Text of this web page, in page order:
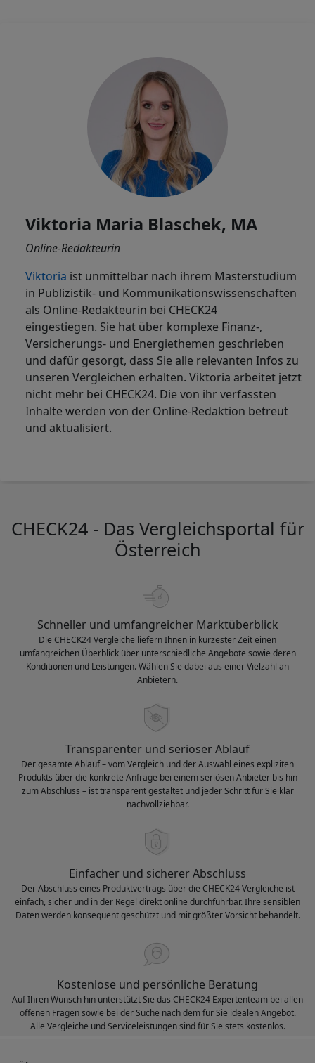
Viktoria Maria Blaschek, MA
Online-Redakteurin
Viktoria ist unmittelbar nach ihrem Masterstudium
in Publizistik- und Kommunikationswissenschaften
als Online-Redakteurin bei CHECK24
eingestiegen. Sie hat über komplexe Finanz-,
Versicherungs- und Energiethemen geschrieben
und dafür gesorgt, dass Sie alle relevanten Infos zu
unseren Vergleichen erhalten. Viktoria arbeitet jetzt
nicht mehr bei CHECK24. Die von ihr verfassten
Inhalte werden von der Online-Redaktion betreut
und aktualisiert.
CHECK24 - Das Vergleichsportal für
Österreich
Schneller und umfangreicher Marktüberblick
Die CHECK24 Vergleiche liefern Ihnen in kürzester Zeit einen
umfangreichen Überblick über unterschiedliche Angebote sowie deren
Konditionen und Leistungen. Wählen Sie dabei aus einer Vielzahl an
Anbietern.
Transparenter und seriöser Ablauf
Der gesamte Ablauf – vom Vergleich und der Auswahl eines expliziten
Produkts über die konkrete Anfrage bei einem seriösen Anbieter bis hin
zum Abschluss – ist transparent gestaltet und jeder Schritt für Sie klar
nachvollziehbar.
Einfacher und sicherer Abschluss
Der Abschluss eines Produktvertrags über die CHECK24 Vergleiche ist
einfach, sicher und in der Regel direkt online durchführbar. Ihre sensiblen
Daten werden konsequent geschützt und mit größter Vorsicht behandelt.
Kostenlose und persönliche Beratung
Auf Ihren Wunsch hin unterstützt Sie das CHECK24 Expertenteam bei allen
offenen Fragen sowie bei der Suche nach dem für Sie idealen Angebot.
Alle Vergleiche und Serviceleistungen sind für Sie stets kostenlos.